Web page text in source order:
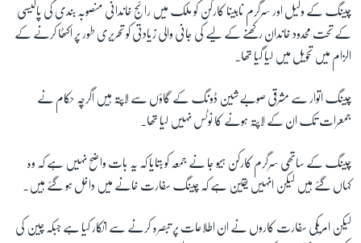
Learning English
FOLLOW US
چینگ کے وکیل اور سرگرم نابینا کارکن کو ملک میں رائج خاندانی منصوبہ بندی کی پالیسی
کے تحت محدود خاندان رکھنے کے لیے کی جانی والی زیادتی کو تحریری طور پر اکٹھا کرنے کے
الزام میں تحویل میں لیا گیا تھا۔
چینگ اتوار سے مشرقی صوبےشین ڈونگ کے گاؤں سے لاپتہ ہیں اگرچہ حکام نے
جمعرات تک ان کے لاپتہ ہونے کا نوٹس نہیں لیا تھا۔
چینگ کے ساتھی سرگرم کارکن ہیو جا نے جمعہ کو بتایا کہ یہ بات واضح نہیں ہے کہ وہ
کہاں گئے ہیں لیکن انہیں یقین ہے کہ چینگ سفارت خانے میں داخل ہو گئے ہیں۔
لیکن امریکی سفارت کاروں نے ان اطلاعات پر تبصرہ کرنے سے انکار کیا ہے جبکہ چین کی